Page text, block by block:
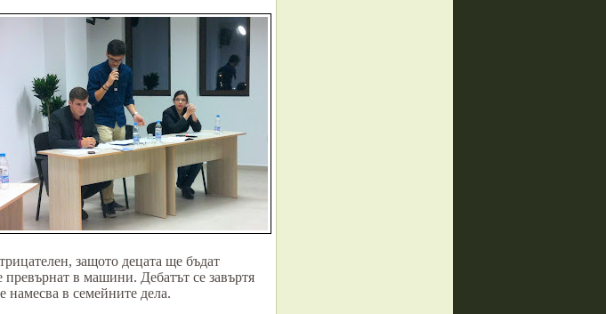
защото децата ще бъдат
в машини. Дебатът се завъртя
намесва в семейните дела.